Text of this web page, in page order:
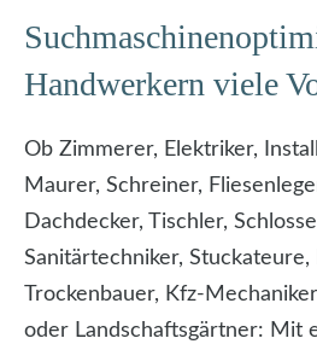
Handwerkern viele
Ob Zimmerer, Elektriker,
Maurer, Schreiner,
Dachdecker, Tischler,
Sanitärtechniker, Stuckateure,
Trockenbauer, Kfz-
oder Landschaftsgärtner: Mit